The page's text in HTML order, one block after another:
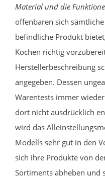
Material und die
offenbaren sich
befindliche Produkt
Kochen richtig
Herstellerbeschreibung
angegeben. Dessen
Warentests immer
dort nicht ausdrücklich
wird das
Modells sehr gut in den
sich ihre Produkte von
Sortiments abheben und